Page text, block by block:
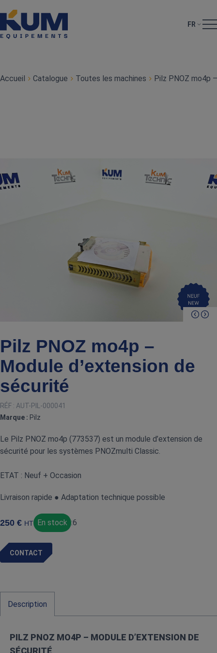
FR
Accueil Catalogue Toutes les machines Pilz PNOZ mo4p
Pilz PNOZ mo4p –
Module d’extension de
sécurité
RÉF : AUT-PIL-000041
Marque : Pilz
Le Pilz PNOZ mo4p (773537) est un module d’extension de
sécurité pour les systèmes PNOZmulti Classic.
ETAT : Neuf + Occasion
Livraison rapide ● Adaptation technique possible
250 € HT En stock :6
CONTACT
Description
PILZ PNOZ MO4P – MODULE D’EXTENSION DE
SÉCURITÉ